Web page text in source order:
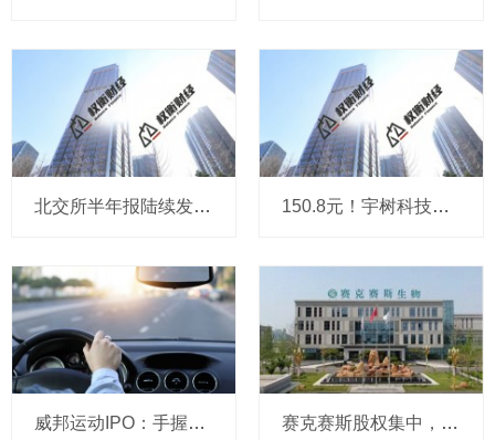
北交所半年报陆续发布 高景气赛道企业业绩亮眼 150.8元！宇树科技，IPO发行价定了
威邦运动IPO：手握8亿现金仍募资补流，实控人家族持股超99% 赛克赛斯股权集中，前番冲刺曾受警示，经销为主营收波动